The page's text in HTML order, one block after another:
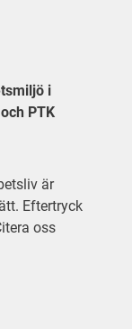
i
PTK
är
Eftertryck
oss